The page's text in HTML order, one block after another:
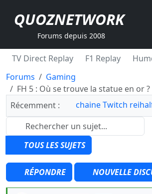
QUOZNETWORK
Forums depuis 2008
TV Direct Replay F1 Replay
Forums
Gaming
FH 5 : Où se trouve la statue en or ?
Récemment :
chaine Twitch
TOUS LES SUJETS
RÉPONDRE NOUVELLE